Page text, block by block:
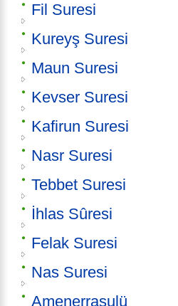
Fil Suresi
Kureyş Suresi
Maun Suresi
Kevser Suresi
Kafirun Suresi
Nasr Suresi
Tebbet Suresi
İhlas Sûresi
Felak Suresi
Nas Suresi
Amenerrasulü